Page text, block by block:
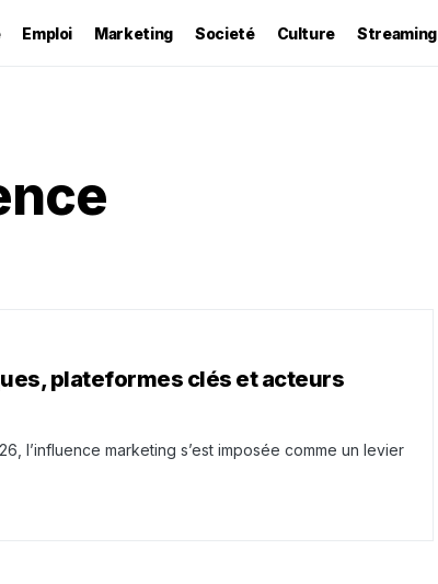
Emploi Marketing Societé Culture Streaming
plateformes clés et acteurs
l’influence marketing s’est imposée comme un levier